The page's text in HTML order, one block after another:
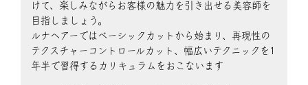
けて、楽しみながらお客様の魅力を引き出せる美容師を
目指しましょう。
ルナヘアーではベーシックカットから始まり、再現性の
テクスチャーコントロールカット、幅広いテクニックを1
年半で習得するカリキュラムをおこないます